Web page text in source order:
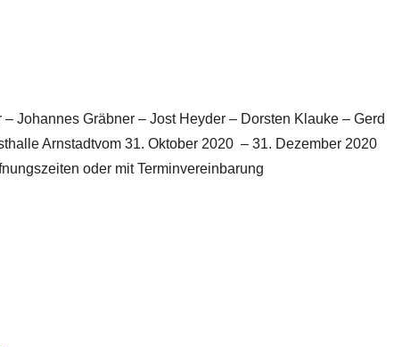
Johannes Gräbner – Jost Heyder – Dorsten Klauke – Gerd
Arnstadtvom 31. Oktober 2020 – 31. Dezember 2020
oder mit Terminvereinbarung